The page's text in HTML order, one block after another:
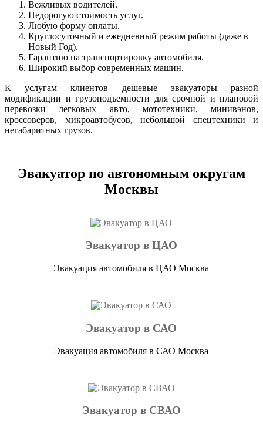
Вежливых водителей.
Недорогую стоимость услуг.
Любую форму оплаты.
Круглосуточный и ежедневный режим работы (даже в
Новый Год).
Гарантию на транспортировку автомобиля.
Широкий выбор современных машин.
К услугам клиентов дешевые эвакуаторы разной
модификации и грузоподъемности для срочной и плановой
перевозки легковых авто, мототехники, минивэнов,
кроссоверов, микроавтобусов, небольшой спецтехники и
негабаритных грузов.
Эвакуатор по автономным округам
Москвы
Эвакуатор в ЦАО
Эвакуация автомобиля в ЦАО Москва
Эвакуатор в САО
Эвакуация автомобиля в САО Москва
Эвакуатор в СВАО